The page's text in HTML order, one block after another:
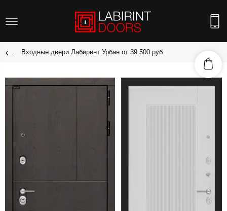
Входные двери Лабиринт Урбан от 39 500 руб.